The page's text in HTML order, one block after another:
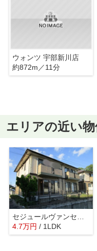
ウォンツ 宇部新川店
約872m／11分
エリアの近い
セジュールヴァンセンヌB棟
4.7万円 / 1LDK